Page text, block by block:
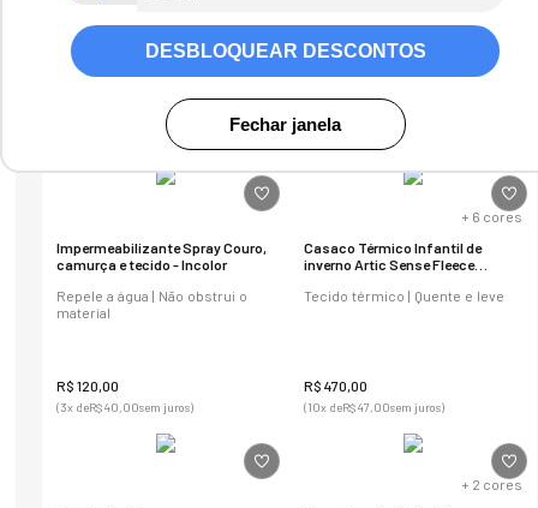
DESBLOQUEAR DESCONTOS
Fechar janela
Impermeabilizante Spray Couro,
camurça e tecido - Incolor
Repele a água | Não obstrui o
material
R$ 120 00
(3x deR$40,00sem juros)
+ 6 cores
Casaco Térmico Infantil de
inverno Artic Sense Fleece
Tecido térmico | Quente e leve
R$ 470 00
(10x deR$47,00sem juros)
+ 2 cores